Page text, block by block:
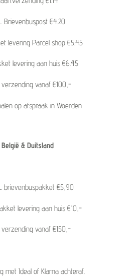
Brievenbuspost €4.20
levering Parcel shop €5.45
levering aan huis €6.45
verzending vanaf €100,-
op afspraak in Woerden
België & Duitsland
brievenbuspakket €5,90
levering aan huis €10,-
verzending vanaf €150,-
met Ideal of Klarna achteraf.